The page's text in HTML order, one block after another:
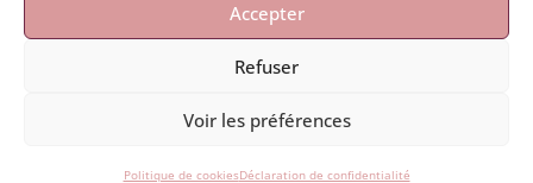
Accepter
Refuser
Voir les préférences
Politique de cookiesDéclaration de confidentialité
© Le son des vagues, Anaïs Suarez · 2026 · N° siret :
cookies· site hébergé chez ovh.